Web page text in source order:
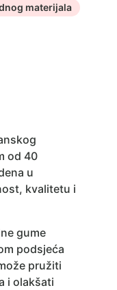
materijala
od 40
u
kvalitetu i
gume
podsjeća
pružiti
i olakšati